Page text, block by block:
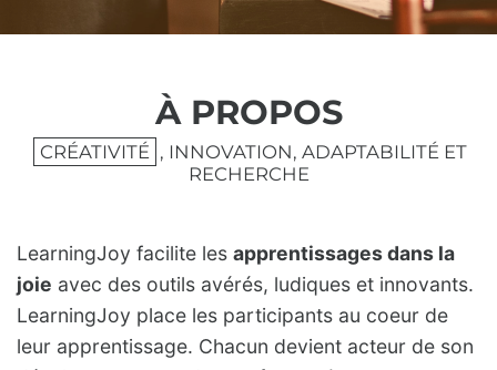
À PROPOS
CRÉATIVITÉ , INNOVATION, ADAPTABILITÉ ET
RECHERCHE
LearningJoy facilite les apprentissages dans la
joie avec des outils avérés, ludiques et innovants.
LearningJoy place les participants au coeur de
leur apprentissage. Chacun devient acteur de son